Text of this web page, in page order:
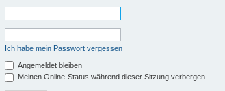
Ich habe mein Passwort vergessen
Angemeldet bleiben
Meinen Online-Status während dieser Sitzung verbergen